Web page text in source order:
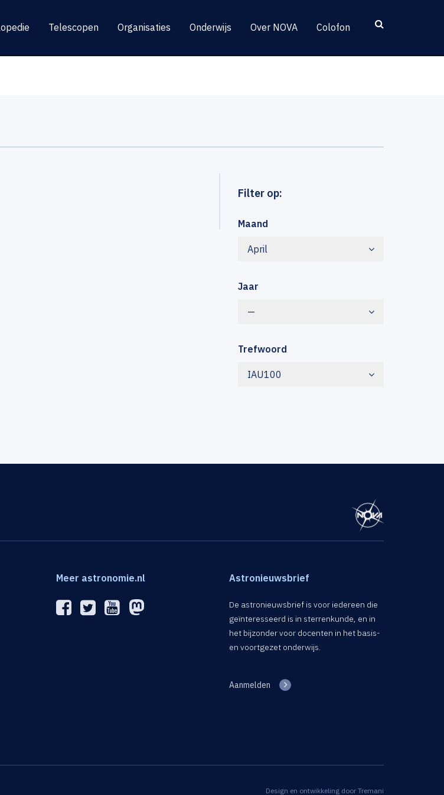
Telescopen Organisaties Onderwijs Over NOVA Colofon
Filter op:
Maand
April
Jaar
—
Trefwoord
IAU100
Meer astronomie.nl Astronieuwsbrief
De astronieuwsbrief is voor iedereen die
geïnteresseerd is in sterrenkunde, en in
het bijzonder voor docenten in het basis-
en voortgezet onderwijs.
Aanmelden
Design en ontwikkeling door Tremani